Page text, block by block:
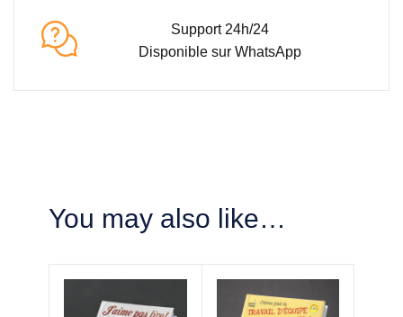
Support 24h/24
Disponible sur WhatsApp
You may also like…